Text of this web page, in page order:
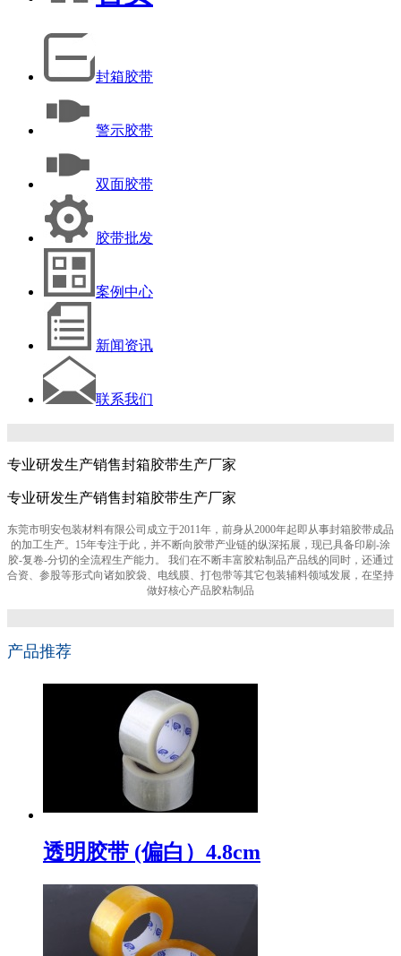
封箱胶带
警示胶带
双面胶带
胶带批发
案例中心
新闻资讯
联系我们
专业研发生产销售封箱胶带生产厂家
专业研发生产销售封箱胶带生产厂家
东莞市明安包装材料有限公司成立于2011年，前身从2000年起即从事封箱胶带成品
的加工生产。15年专注于此，并不断向胶带产业链的纵深拓展，现已具备印刷-涂
胶-复卷-分切的全流程生产能力。 我们在不断丰富胶粘制品产品线的同时，还通过
合资、参股等形式向诸如胶袋、电线膜、打包带等其它包装辅料领域发展，在坚持
做好核心产品胶粘制品
产品推荐
透明胶带 (偏白）4.8cm